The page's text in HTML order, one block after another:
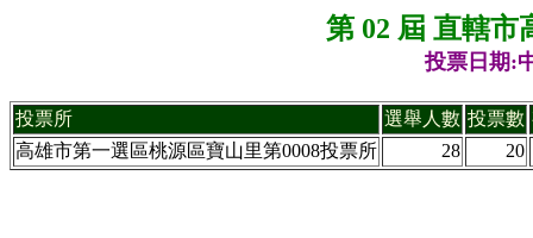
第 02 屆 直轄市
投票日期:
投票所 選舉人數 投票數
高雄市第一選區桃源區寶山里第0008投票所
28 20